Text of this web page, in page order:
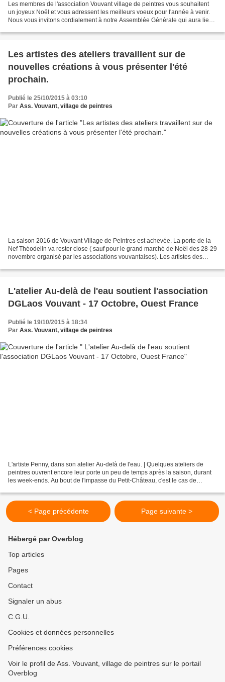
Les membres de l'association Vouvant village de peintres vous souhaitent
un joyeux Noël et vous adressent les meilleurs voeux pour l'année à venir.
Nous vous invitons cordialement à notre Assemblée Générale qui aura lieu
Les artistes des ateliers travaillent sur de
nouvelles créations à vous présenter l'été
prochain.
Publié le 25/10/2015 à 03:10
Par Ass. Vouvant, village de peintres
La saison 2016 de Vouvant Village de Peintres est achevée. La porte de la
Nef Théodelin va rester close ( sauf pour le grand marché de Noël des 28-29
novembre organisé par les associations vouvantaises). Les artistes des
L'atelier Au-delà de l'eau soutient l'association
DGLaos Vouvant - 17 Octobre, Ouest France
Publié le 19/10/2015 à 18:34
Par Ass. Vouvant, village de peintres
L'artiste Penny, dans son atelier Au-delà de l'eau. | Quelques ateliers de
peintres ouvrent encore leur porte un peu de temps après la saison, durant
les week-ends. Au bout de l'impasse du Petit-Château, c'est le cas de
< Page précédente Page suivante >
Hébergé par Overblog
Top articles
Pages
Contact
Signaler un abus
C.G.U.
Cookies et données personnelles
Préférences cookies
Voir le profil de Ass. Vouvant, village de peintres sur le portail
Overblog